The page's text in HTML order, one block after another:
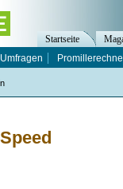
Startseite
Umfragen